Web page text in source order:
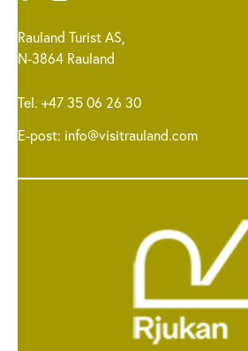
Rauland Turist AS,
N-3864 Rauland
Tel. +47 35 06 26 30
E-post: info@visitrauland.com